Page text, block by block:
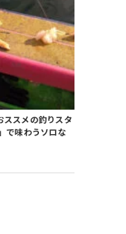
ススメの釣りスタ
で味わうソロな